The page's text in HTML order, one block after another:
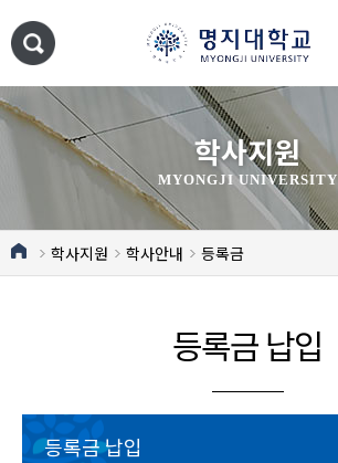
학사지원
MYONGJI UNIVERSITY
학사지원 학사안내 등록금
등록금 납입
등록금 납입